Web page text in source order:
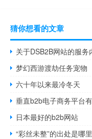
猜你想看的文章
关于DSB2B网站的服务
梦幻西游渡劫任务宠物
六十年以来最冷冬天
垂直b2b电子商务平台
日本最好的b2b网站
“彩丝未整”的出处是哪里